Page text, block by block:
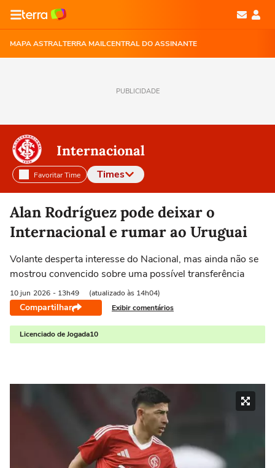
MAPA ASTRALTERRA MAILCENTRAL DO ASSINANTE
PUBLICIDADE
Internacional
Favoritar Time Times
Selecione o time para ver as notícias
Alan Rodríguez pode deixar o
Internacional e rumar ao Uruguai
Volante desperta interesse do Nacional, mas ainda não se
mostrou convencido sobre uma possível transferência
10 jun 2026 - 13h49 (atualizado às 14h04)
Compartilhar Exibir comentários
Licenciado de Jogada10